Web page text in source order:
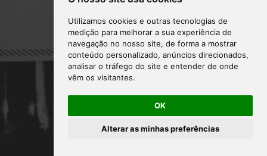
Utilizamos cookies e outras tecnologias de
medição para melhorar a sua experiência de
navegação no nosso site, de forma a mostrar
conteúdo personalizado, anúncios direcionados,
analisar o tráfego do site e entender de onde
vêm os visitantes.
OK
Alterar as minhas preferências
Sim